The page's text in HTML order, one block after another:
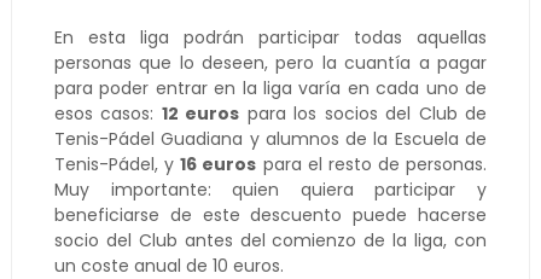
En esta liga podrán participar todas aquellas
personas que lo deseen, pero la cuantía a pagar
para poder entrar en la liga varía en cada uno de
esos casos: 12 euros para los socios del Club de
Tenis-Pádel Guadiana y alumnos de la Escuela de
Tenis-Pádel, y16 euros para el resto de personas.
Muy importante: quien quiera participar y
beneficiarse de este descuento puede hacerse
socio del Club antes del comienzo de la liga, con
un coste anual de 10 euros.